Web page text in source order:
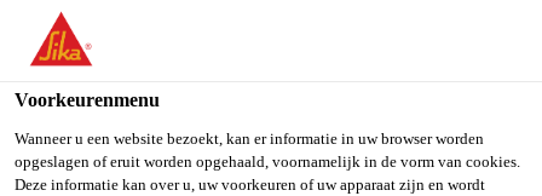
PARTNERS
Voorkeurenmenu
Wanneer u een website bezoekt, kan er informatie in uw browser worden
opgeslagen of eruit worden opgehaald, voornamelijk in de vorm van cookies.
Deze informatie kan over u, uw voorkeuren of uw apparaat zijn en wordt